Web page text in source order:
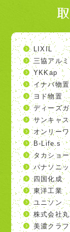
LIXIL
三協アルミ
YKKap
イナバ物置
ヨド物置
ディーズ
サンキャ
オンリー
B-Life.s
タカショー
パナソニ
四国化成
東洋工業
ユニソン
株式会社
美濃クラフ